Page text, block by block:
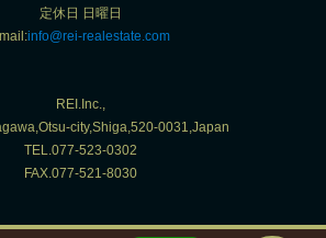
定休日 日曜日
info@rei-realestate.com
REI.Inc.,
city,Shiga,520-0031,Japan
TEL.077-523-0302
FAX.077-521-8030